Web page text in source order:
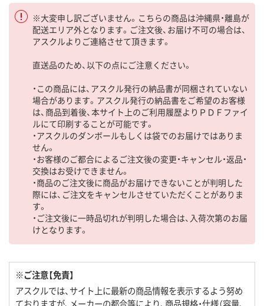
※大変申し訳ございません。こちらの商品は沖縄県・離島が
配送エリア外となります。ご注文後、お届け不可の場合は、
アスクルよりご連絡させて頂きます。
直送品のため、以下の点にご注意ください。
・この商品には、アスクル発行の納品書が同梱されていない
場合があります。アスクル発行の納品書をご希望のお客様
は、商品到着後、本サイト上のご利用履歴よりＰＤＦファイ
ルにて印刷することが可能です。
・アスクルのダンボールもしくは袋でのお届けではありま
せん。
・お客様のご都合によるご注文後の変更・キャンセル・返品・
交換はお受けできません。
・商品のご注文後に商品がお届けできないことが判明した
際には、ご注文をキャンセルさせていただくことがありま
す。
・ご注文後に一時品切れが判明した場合は、入荷次第のお届
けとなります。
※ご注意【免責】
アスクルでは、サイト上に最新の商品情報を表示するよう努め
ておりますが、メーカーの都合等により、商品規格・仕様（容量、